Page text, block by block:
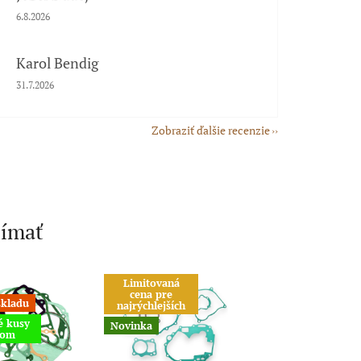
Hodnotenie obchodu je 5 z 5 hviezdičiek.
6.8.2026
Karol Bendig
Hodnotenie obchodu je 5 z 5 hviezdičiek.
31.7.2026
Zobraziť ďalšie recenzie
kusy
Limitovaná
cena pre
najrýchlejších
Novinka